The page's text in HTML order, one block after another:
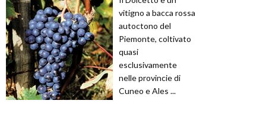
vitigno a bacca rossa
autoctono del
Piemonte, coltivato
quasi
esclusivamente
nelle provincie di
Cuneo e Ales ...